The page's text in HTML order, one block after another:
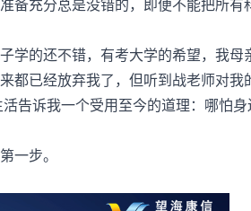
备充分总是没错的，即便不能把所有
学的还不错，有考大学的希望，我母
都已经放弃我了，但听到战老师对我
告诉我一个受用至今的道理：哪怕
一步。